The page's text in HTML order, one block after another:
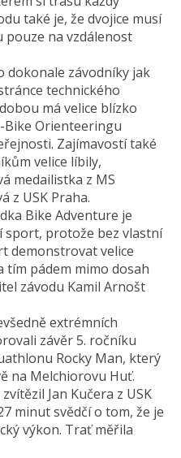
také je, že dvojice musí
pouze na vzdálenost
dokonale závodníky jak
technického
má velice blízko
Bike Orienteeringu
Zajímavostí také
velice líbily,
medailistka z MS
z USK Praha.
Bike Adventure je
protože bez vlastní
demonstrovat velice
tím pádem mimo dosah
závodu Kamil Arnošt
extrémních
závěr 5. ročníku
Rocky Man, který
na Melchiorovu Huť.
Jan Kučera z USK
minut svědčí o tom, že je
výkon. Trať měřila